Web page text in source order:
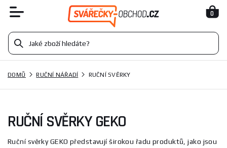
0
DOMŮ RUČNÍ NÁŘADÍ RUČNÍ SVĚRKY
RUČNÍ SVĚRKY GEKO
Ruční svěrky GEKO představují širokou řadu produktů, jako jsou